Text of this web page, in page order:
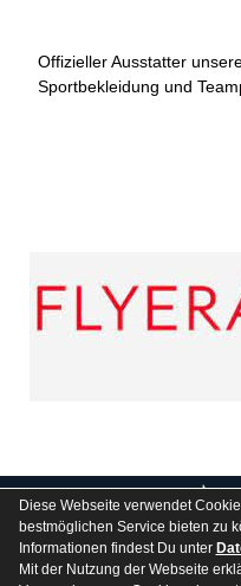
Offizieller Ausstatter
Sportbekleidung und
Besucherstatistik
Diese Webseite verwendet
bestmöglichen Service bieten zu
Informationen findest Du unter
Mit der Nutzung der Webseite